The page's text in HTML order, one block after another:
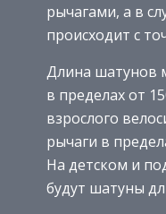
рычагами, а в
происходит с
Длина шатунов
в пределах от
взрослого
рычаги в
На детском и
будут шатуны